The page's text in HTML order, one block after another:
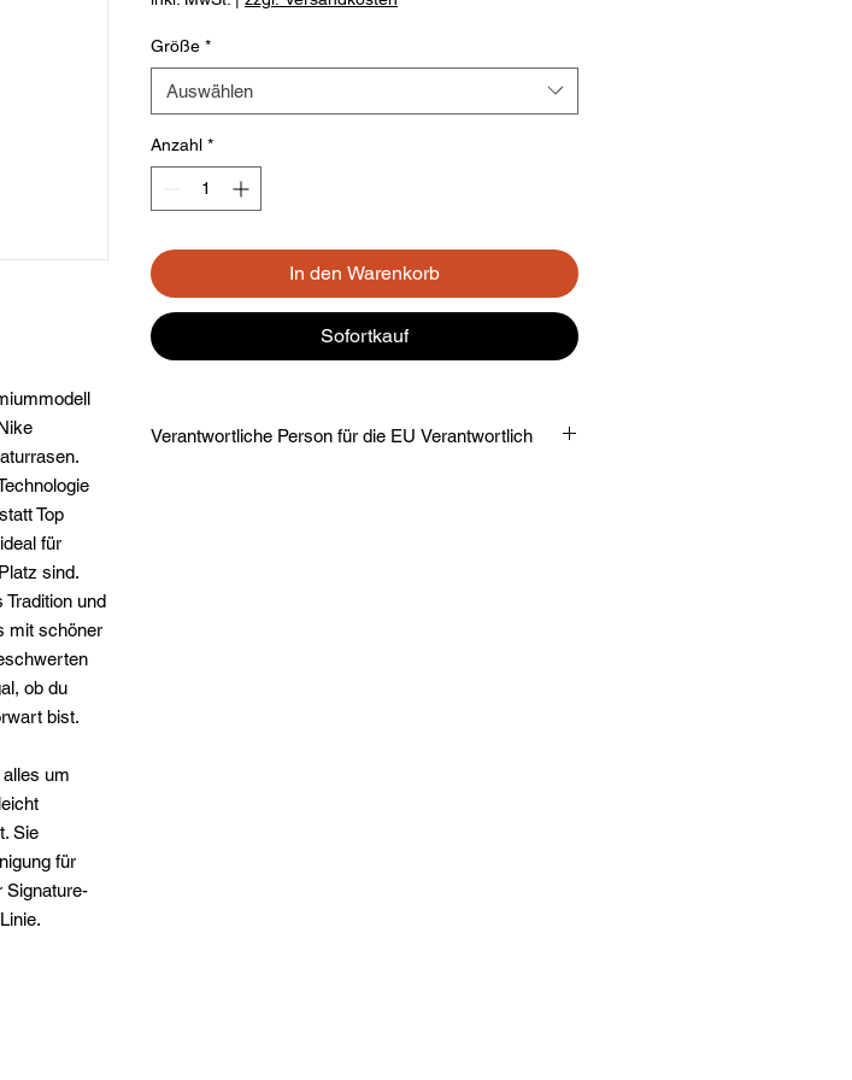
Top
für
sind.
und
mit schöner
ob du
bist.
um
Sie
für
Signature-
Größe *
Auswählen
Anzahl *
In den Warenkorb
Sofortkauf
Verantwortliche Person für die EU Verantwortlich